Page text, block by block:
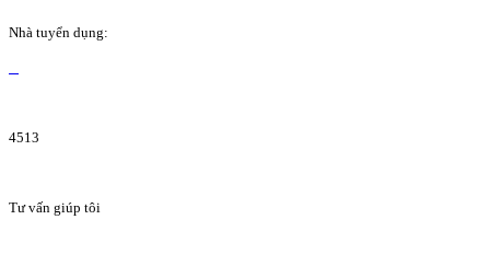
Nhà tuyển dụng:
4513
Tư vấn giúp tôi